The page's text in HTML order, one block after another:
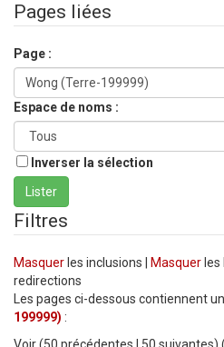
Pages liées
Page :
Espace de noms :
Inverser la sélection
Filtres
Masquer les inclusions | Masquer les
redirections
Les pages ci-dessous contiennent
199999) :